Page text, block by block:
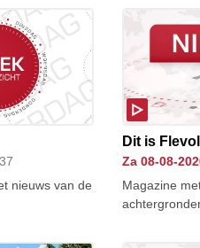
nieuws van de
Dit is
za 08-08-
Magazine